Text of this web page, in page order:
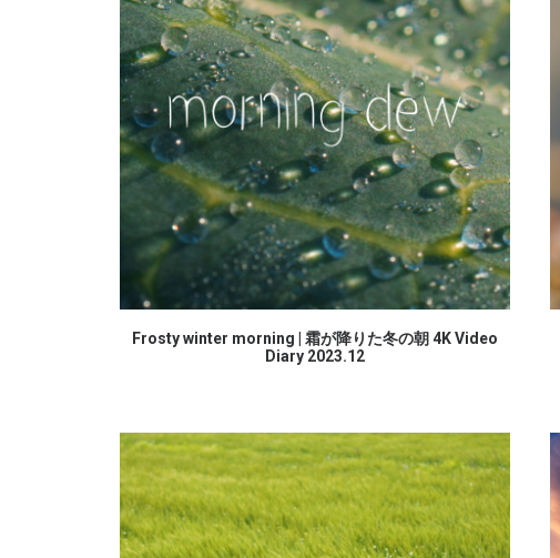
続きを読む
Frosty winter morning | 霜が降りた冬の朝 4K Video
Diary 2023.12